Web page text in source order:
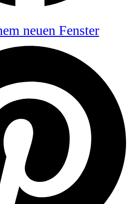
neuen Fenster